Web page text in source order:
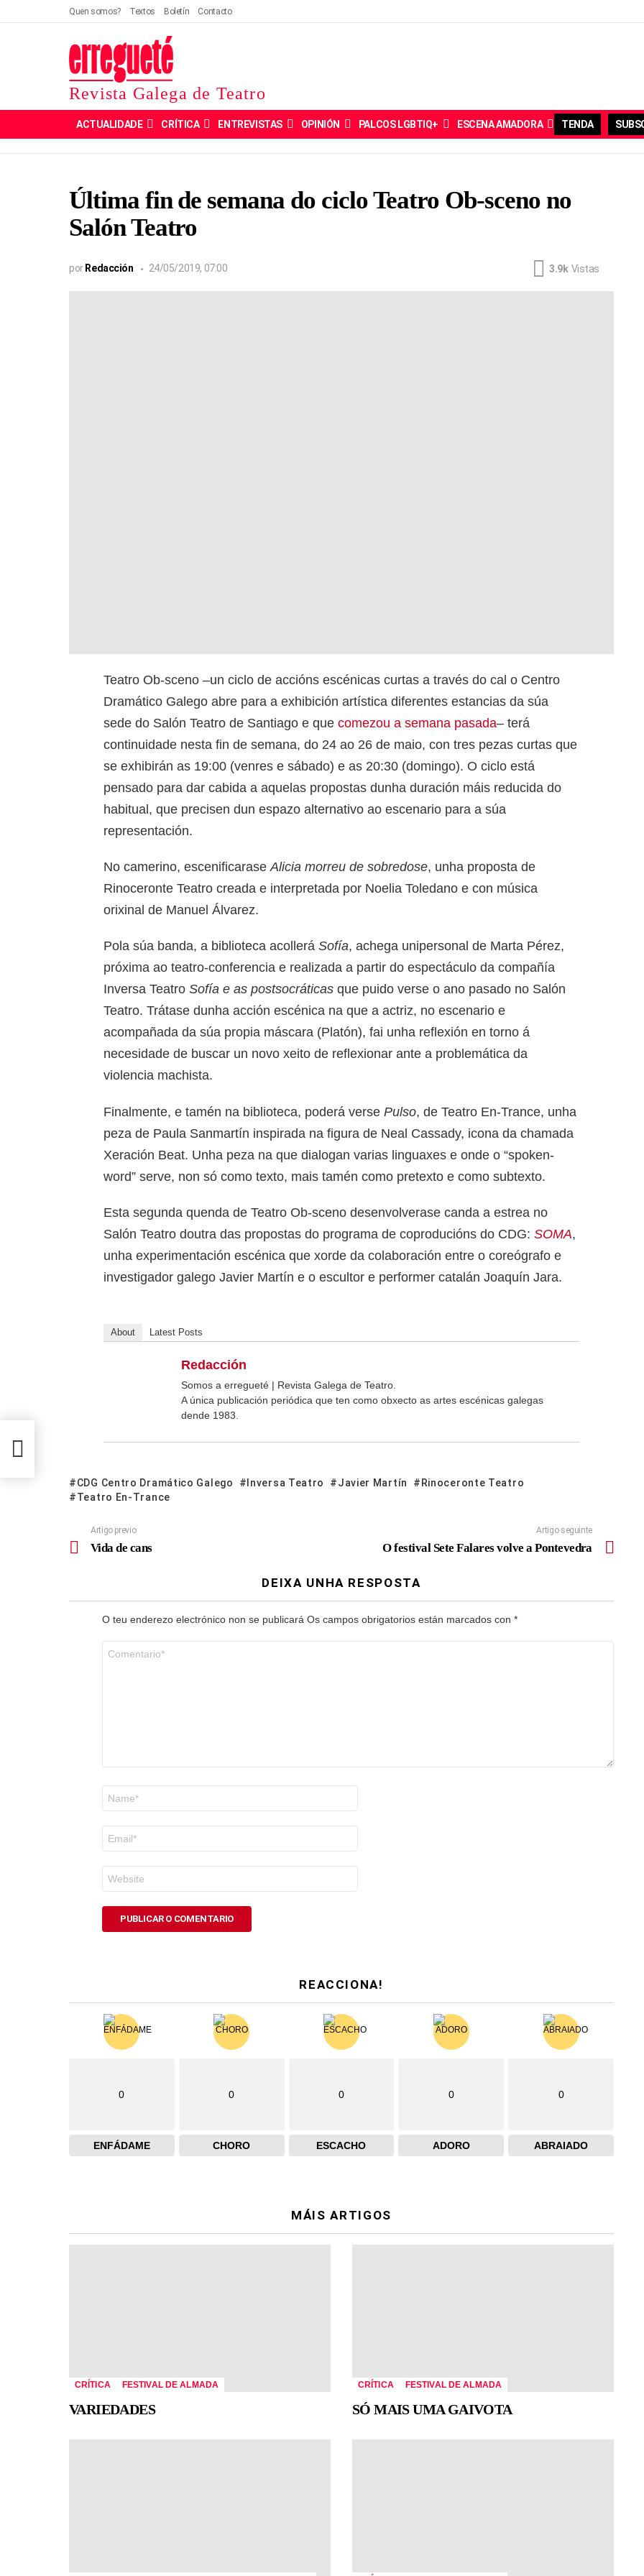
Quen somos? Textos Boletín Contacto
Revista Galega de Teatro
ACTUALIDADE CRÍTICA ENTREVISTAS OPINIÓN PALCOS LGBTIQ+ ESCENA AMADORA TENDA
Última fin de semana do ciclo Teatro Ob-sceno no
Salón Teatro
por Redacción 24/05/2019, 07:00 3.9k Vistas
Teatro Ob-sceno –un ciclo de accións escénicas curtas a través do cal o Centro
Dramático Galego abre para a exhibición artística diferentes estancias da súa
sede do Salón Teatro de Santiago e que comezou a semana pasada– terá
continuidade nesta fin de semana, do 24 ao 26 de maio, con tres pezas curtas que
se exhibirán as 19:00 (venres e sábado) e as 20:30 (domingo). O ciclo está
pensado para dar cabida a aquelas propostas dunha duración máis reducida do
habitual, que precisen dun espazo alternativo ao escenario para a súa
representación.
No camerino, escenificaraseAlicia morreu de sobredose, unha proposta de
Rinoceronte Teatro creada e interpretada por Noelia Toledano e con música
orixinal de Manuel Álvarez.
Pola súa banda, a biblioteca acollerá Sofía, achega unipersonal de Marta Pérez,
próxima ao teatro-conferencia e realizada a partir do espectáculo da compañía
Inversa Teatro Sofía e as postsocráticas que puido verse o ano pasado no Salón
Teatro. Trátase dunha acción escénica na que a actriz, no escenario e
acompañada da súa propia máscara (Platón), fai unha reflexión en torno á
necesidade de buscar un novo xeito de reflexionar ante a problemática da
violencia machista.
Finalmente, e tamén na biblioteca, poderá verse Pulso, de Teatro En-Trance, unha
peza de Paula Sanmartín inspirada na figura de Neal Cassady, icona da chamada
Xeración Beat. Unha peza na que dialogan varias linguaxes e onde o “spoken-
word” serve, non só como texto, mais tamén como pretexto e como subtexto.
Esta segunda quenda de Teatro Ob-sceno desenvolverase canda a estrea no
Salón Teatro doutra das propostas do programa de coproducións do CDG: SOMA,
unha experimentación escénica que xorde da colaboración entre o coreógrafo e
investigador galego Javier Martín e o escultor e performer catalán Joaquín Jara.
About Latest Posts
Redacción
Somos a erregueté | Revista Galega de Teatro.
A única publicación periódica que ten como obxecto as artes escénicas galegas
dende 1983.
CDG Centro Dramático Galego Inversa Teatro Javier Martín
Rinoceronte Teatro
Teatro En-Trance
Artigo previo
Vida de cans
Artigo seguinte
O festival Sete Falares volve a Pontevedra
DEIXA UNHA RESPOSTA
O teu enderezo electrónico non se publicará Os campos obrigatorios están marcados con *
electrónico
*
REACCIONA!
0
ENFÁDAME
0
CHORO
0
ESCACHO
0
ADORO
0
ABRAIADO
MÁIS ARTIGOS
CRÍTICA FESTIVAL DE ALMADA
VARIEDADES
CRÍTICA FESTIVAL DE ALMADA
SÓ MAIS UMA GAIVOTA